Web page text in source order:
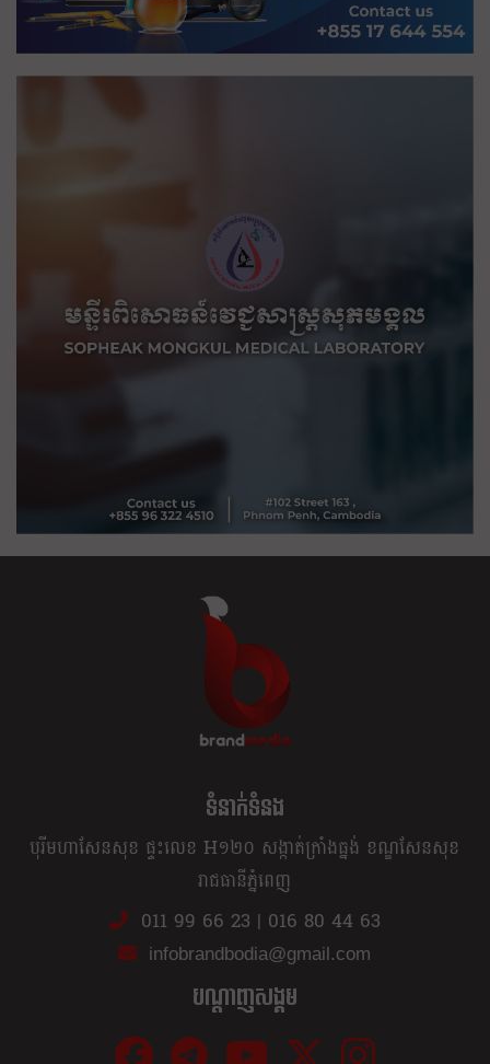
ទំនាក់ទំនង
បុរីមហាសែនសុខ ផ្ទះលេខ H១២០ សង្កាត់ក្រាំងធ្នង់ ខណ្ឌសែនសុខ
រាជធានីភ្នំពេញ
011 99 66 23 | 016 80 44 63
infobrandbodia@gmail.com
បណ្ដាញសង្គម